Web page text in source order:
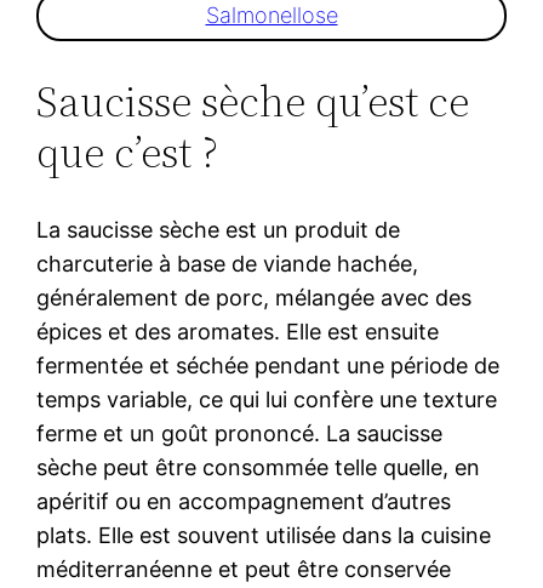
Salmonellose
Saucisse sèche qu’est ce
que c’est ?
La saucisse sèche est un produit de
charcuterie à base de viande hachée,
généralement de porc, mélangée avec des
épices et des aromates. Elle est ensuite
fermentée et séchée pendant une période de
temps variable, ce qui lui confère une texture
ferme et un goût prononcé. La saucisse
sèche peut être consommée telle quelle, en
apéritif ou en accompagnement d’autres
plats. Elle est souvent utilisée dans la cuisine
méditerranéenne et peut être conservée